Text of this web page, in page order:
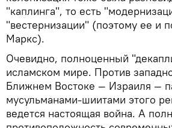
"каплинга", то есть
"вестернизации" (поэтому ее и
Маркс).
Очевидно, полноценный
исламском мире. Против
Ближнем Востоке — Израиля —
мусульманами-шиитами этого
ведется настоящая война. А